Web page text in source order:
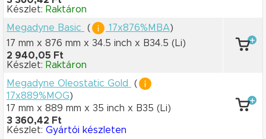
Készlet: Raktáron
Megadyne Basic
( 17x876%MBA)
17 mm x 876 mm x 34.5 inch x B34.5 (Li)
2 940,05 Ft
Készlet: Raktáron
Megadyne Oleostatic Gold
(
17x889%MOG)
17 mm x 889 mm x 35 inch x B35 (Li)
3 360,42 Ft
Készlet: Gyártói készleten